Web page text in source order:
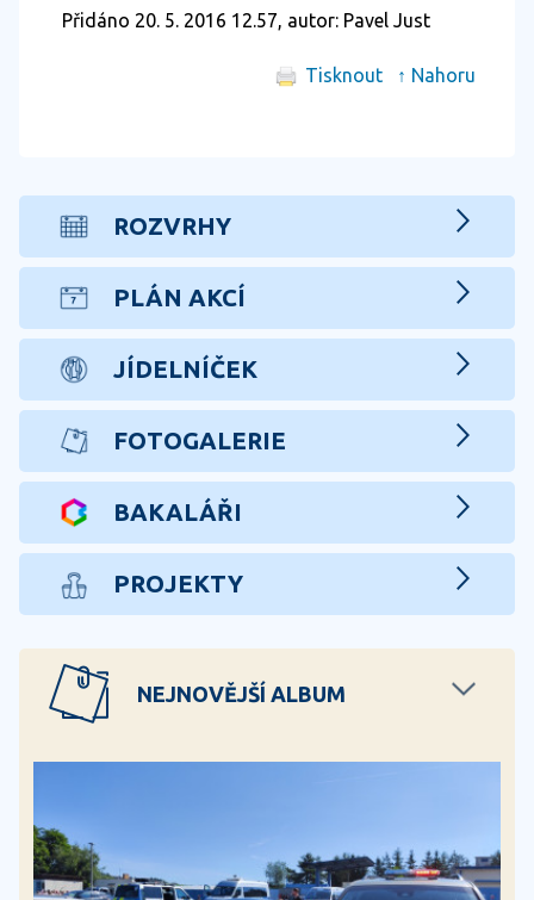
Přidáno 20. 5. 2016 12.57, autor: Pavel Just
Tisknout ↑ Nahoru
ROZVRHY
PLÁN AKCÍ
JÍDELNÍČEK
FOTOGALERIE
BAKALÁŘI
PROJEKTY
NEJNOVĚJŠÍ ALBUM